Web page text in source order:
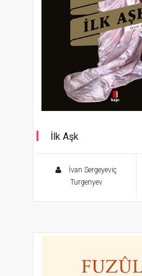
İlk Aşk
İvan Sergeyeviç
Turgenyev